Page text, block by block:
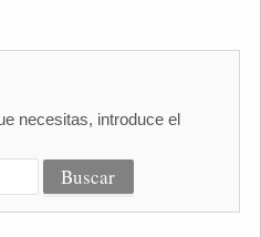
necesitas, introduce el